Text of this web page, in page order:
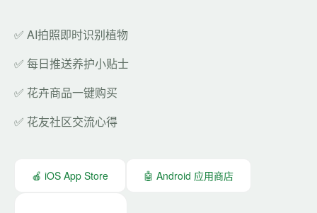
✅ AI拍照即时识别植物
✅ 每日推送养护小贴士
✅ 花卉商品一键购买
✅ 花友社区交流心得
🍎 iOS App Store 🤖 Android 应用商店